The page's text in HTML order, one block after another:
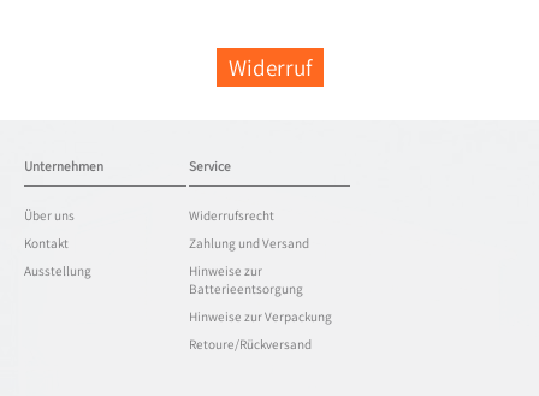
Widerruf
Unternehmen
Über uns
Kontakt
Ausstellung
Service
Widerrufsrecht
Zahlung und Versand
Hinweise zur
Batterieentsorgung
Hinweise zur Verpackung
Retoure/Rückversand